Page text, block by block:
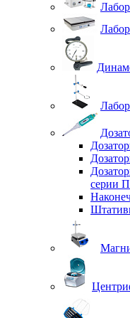
серии